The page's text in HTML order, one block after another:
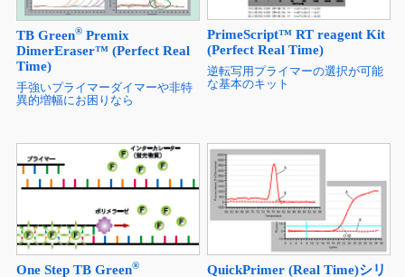
TB Green®Premix
DimerEraser™ (Perfect Real
Time)
手強いプライマーダイマーや非特
異的増幅にお困りなら
PrimeScript™ RT reagent Kit
(Perfect Real Time)
逆転写用プライマーの選択が可能
な基本のキット
One Step TB Green®
QuickPrimer (Real Time)シリ